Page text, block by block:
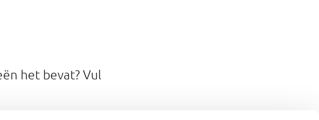
het bevat? Vul